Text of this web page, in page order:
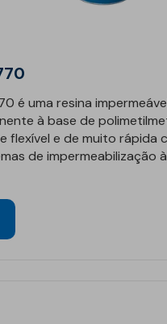
é uma resina
à base de
flexível e de muito rápida
de impermeabilização